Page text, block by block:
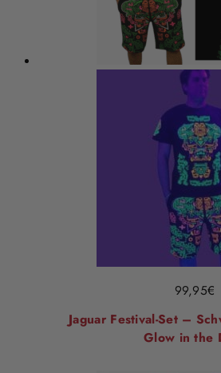
99,95€
Jaguar Festival-Set –
Glow in the